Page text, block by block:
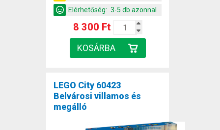
Elérhetőség: 3-5 db azonnal
8 300 Ft
LEGO City 60423
Belvárosi villamos és
megálló